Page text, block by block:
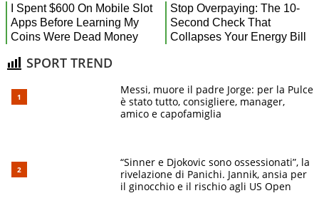
SPORT TREND
Messi, muore il padre Jorge: per la Pulce
è stato tutto, consigliere, manager,
amico e capofamiglia
“Sinner e Djokovic sono ossessionati”, la
rivelazione di Panichi. Jannik, ansia per
il ginocchio e il rischio agli US Open